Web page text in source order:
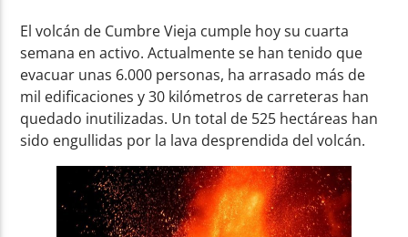
El volcán de Cumbre Vieja cumple hoy su cuarta
semana en activo. Actualmente se han tenido que
evacuar unas 6.000 personas, ha arrasado más de
mil edificaciones y 30 kilómetros de carreteras han
quedado inutilizadas. Un total de 525 hectáreas han
sido engullidas por la lava desprendida del volcán.